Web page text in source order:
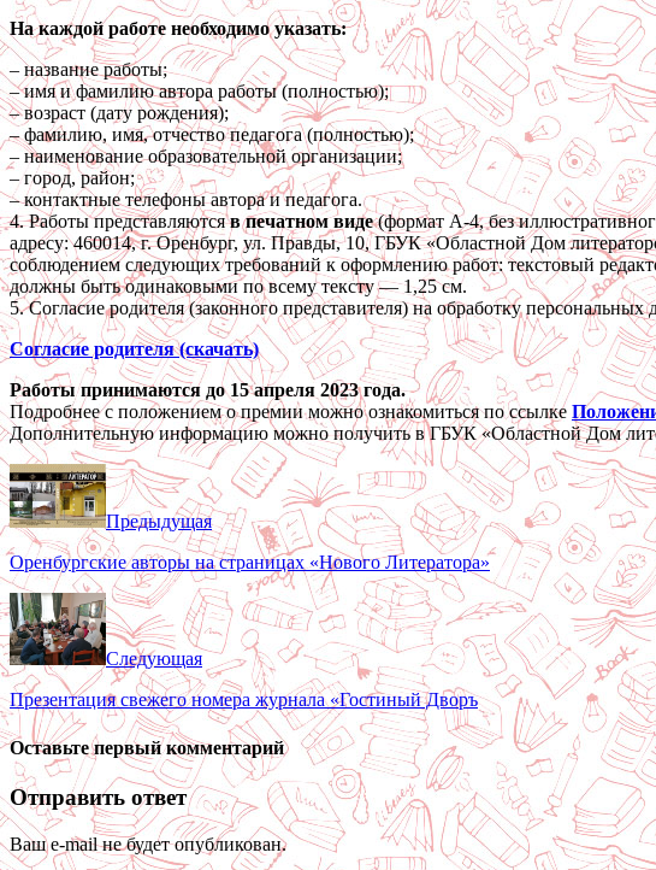
На каждой работе необходимо указать:
– название работы;
– имя и фамилию автора работы (полностью);
– возраст (дату рождения);
– фамилию, имя, отчество педагога (полностью);
– наименование образовательной организации;
– город, район;
– контактные телефоны автора и педагога.
4. Работы представляютсяв печатном виде(формат А-4, без
адресу: 460014, г. Оренбург, ул. Правды, 10, ГБУК «Областной Дом
соблюдением следующих требований к оформлению работ: текстовый
должны быть одинаковыми по всему тексту — 1,25 см.
5. Согласие родителя (законного представителя) на обработку
Согласие родителя (скачать)
Работы принимаются до 15 апреля 2023 года.
Подробнее с положением о премии можно ознакомиться по ссылке
Дополнительную информацию можно получить в ГБУК «Областной Дом
Предыдущая
Оренбургские авторы на страницах «Нового Литератора»
Следующая
Презентация свежего номера журнала «Гостиный Дворъ
Оставьте первый комментарий
Отправить ответ
Ваш e-mail не будет опубликован.